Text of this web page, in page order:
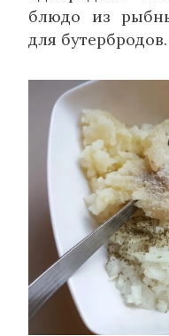
блюдо из
для бутербродов.